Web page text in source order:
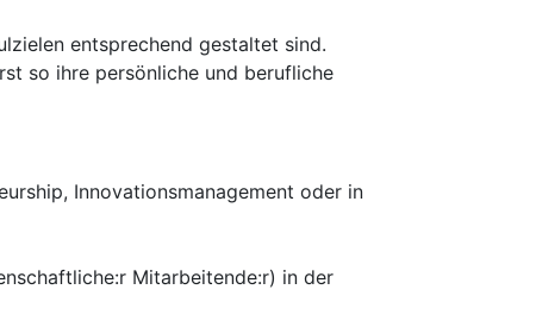
entsprechend gestaltet sind.
so ihre persönliche und berufliche
Innovationsmanagement oder in
Mitarbeitende:r) in der